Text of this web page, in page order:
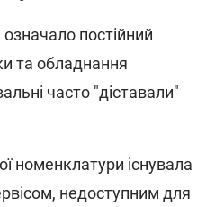
постійний
та обладнання
часто "діставали"
номенклатури існувала
недоступним для